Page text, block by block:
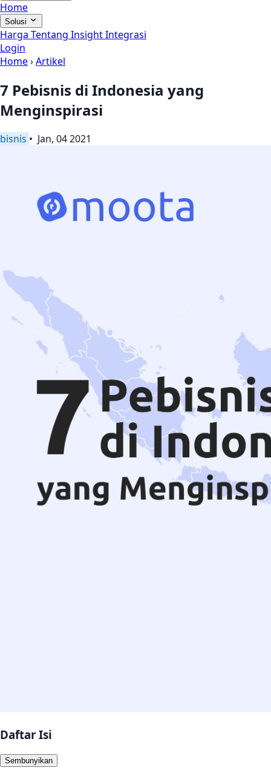
Home
Solusi
Harga Tentang InsightIntegrasi
Login
Home›Artikel
7 Pebisnis di Indonesia yang
Menginspirasi
bisnis • Jan, 04 2021
Daftar Isi
Sembunyikan